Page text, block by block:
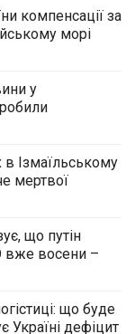
компенсації за
морі
у
в Ізмаїльському
мертвої
що путін
вже восени –
що буде
Україні дефіцит